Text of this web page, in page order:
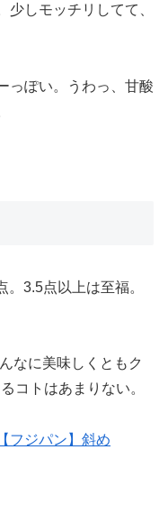
しモッチリしてて、
っぽい。うわっ、甘酸
3.5点以上は至福。
なに美味しくともク
コトはあまりない。